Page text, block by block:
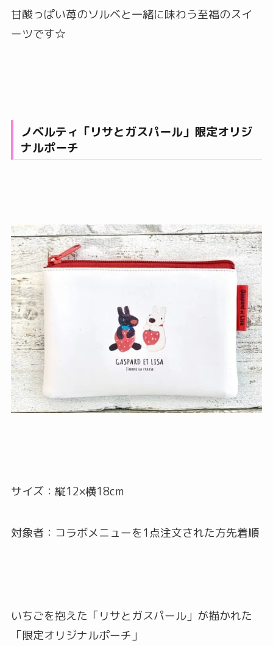
甘酸っぱい苺のソルベと一緒に味わう至福のスイ
ーツです☆
ノベルティ「リサとガスパール」限定オリジ
ナルポーチ
サイズ：縦12×横18cm
対象者：コラボメニューを1点注文された方先着順
いちごを抱えた「リサとガスパール」が描かれた
「限定オリジナルポーチ」